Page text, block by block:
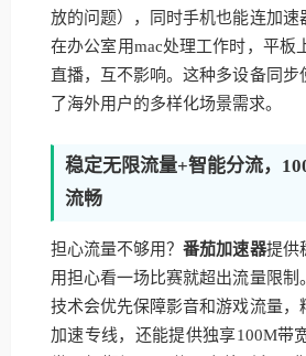
放的问题），同时手机也能连加速
在办公室用mac处理工作时，平板
直播，互不影响。这种多设备同步
了海外用户的多样化场景需求。
稳定无限流量+智能分流，
流畅
担心流量不够用？番茄加速器提供
用担心看一场比赛就超出流量限制
技术会优先保障影音和游戏流量，
加速专线，还能提供独享100M带